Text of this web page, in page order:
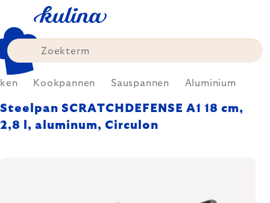
content
Kookpannen Sauspannen Aluminium
Steelpan SCRATCHDEFENSE A1 18 cm,
2,8 l, aluminum, Circulon